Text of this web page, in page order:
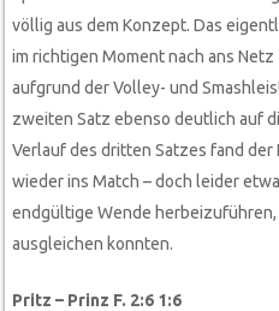
völlig aus dem Konzept. Das
im richtigen Moment nach ans
aufgrund der Volley- und
zweiten Satz ebenso deutlich auf
Verlauf des dritten Satzes fand der
wieder ins Match – doch leider
endgültige Wende herbeizuführen,
ausgleichen konnten.
Pritz – Prinz F. 2:6 1:6